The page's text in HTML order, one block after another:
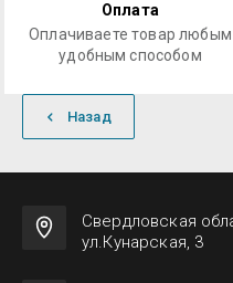
Оплата
Оплачиваете товар любым
удобным способом
Назад
Свердловская
ул.Кунарская, 3